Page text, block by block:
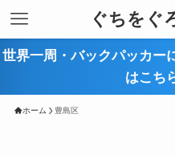
ぐちをぐ
世界一周・バックパッカー
はこち
ホーム 豊島区